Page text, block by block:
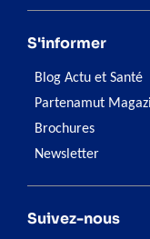
S'informer
Blog Actu et Santé
Partenamut
Brochures
Newsletter
Suivez-nous